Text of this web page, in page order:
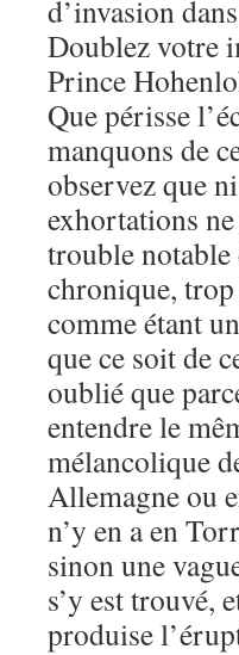
d’invasion
Doublez votre
Prince
Que périsse
manquons de
observez que
exhortations
trouble notable
chronique,
comme étant
que ce soit de
oublié que
entendre le
mélancolique
Allemagne ou
n’y en a en
sinon une
s’y est trouvé,
produise